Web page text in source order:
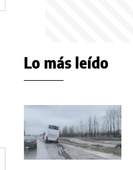
Lo más leído